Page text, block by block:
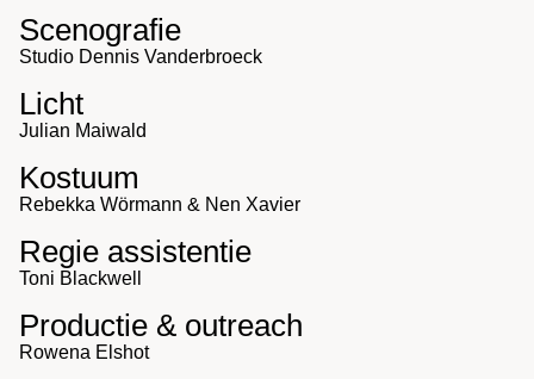
Scenografie
Studio Dennis Vanderbroeck
Licht
Julian Maiwald
Kostuum
Rebekka Wörmann & Nen Xavier
Regie assistentie
Toni Blackwell
Productie & outreach
Rowena Elshot